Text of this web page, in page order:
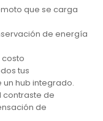
que se carga
de energía
costo
tus
hub integrado.
contraste de
de